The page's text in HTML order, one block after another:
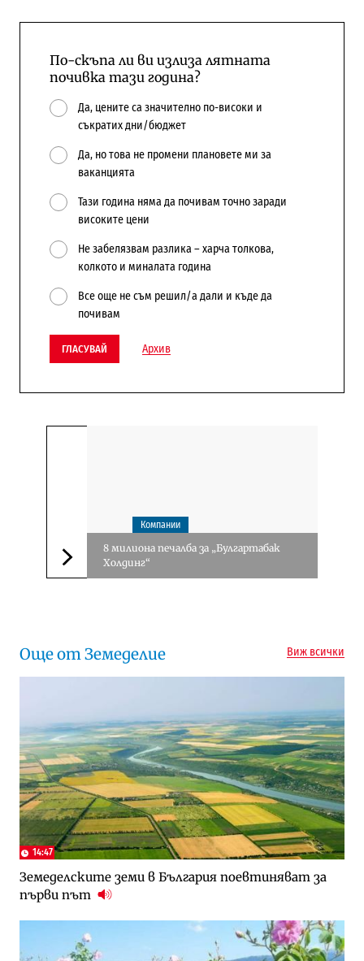
По-скъпа ли ви излиза лятната
почивка тази година?
Да, цените са значително по-високи и
съкратих дни/бюджет
Да, но това не промени плановете ми за
ваканцията
Тази година няма да почивам точно заради
високите цени
Не забелязвам разлика – харча толкова,
колкото и миналата година
Все още не съм решил/а дали и къде да
почивам
ГЛАСУВАЙ Архив
Следваща новина
Компании
8 милиона печалба за „Булгартабак
Холдинг“
Още от Земеделие Виж всички
14:47
Земеделските земи в България поевтиняват за
първи път